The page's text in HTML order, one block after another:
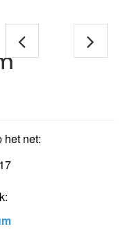
het net: